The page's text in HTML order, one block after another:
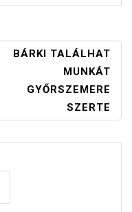
BÁRKI TALÁLHAT
MUNKÁT
GYŐRSZEMERE
SZERTE